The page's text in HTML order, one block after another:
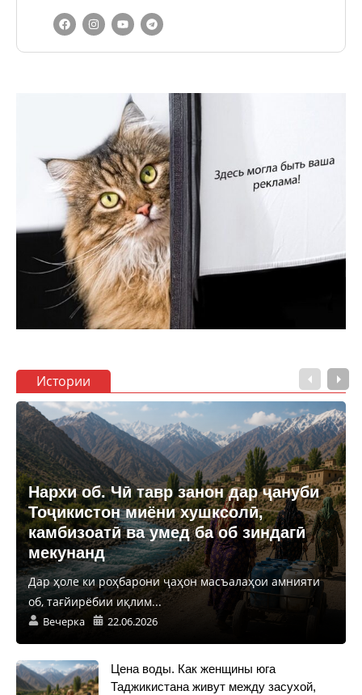
Истории
Нархи об. Чӣ тавр занон дар ҷануби
Тоҷикистон миёни хушксолӣ,
камбизоатӣ ва умед ба об зиндагӣ
мекунанд
Дар ҳоле ки роҳбарони ҷаҳон масъалаҳои амнияти
об, тағйирёбии иқлим...
Вечерка 22.06.2026
Цена воды. Как женщины юга
Таджикистана живут между засухой,